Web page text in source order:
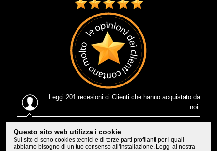
Leggi 201 recesioni di Clienti che hanno acquistato da
noi.
eccezionale, leggerissima e consegnatami in 1 solo giorno
lavorativo, che efficenza, trovarne di negozi cosi'. Bravi,
Questo sito web utilizza i cookie
Sul sito ci sono cookies tecnici e di terze parti profilanti per i quali
abbiamo bisogno di un tuo consenso all'installazione. Leggi al nostra